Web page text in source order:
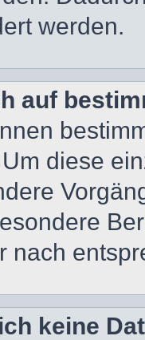
werden.
auf
diese
nach
keine